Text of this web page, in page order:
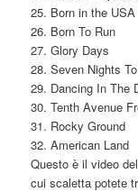
25. Born in the USA
26. Born To Run
27. Glory Days
28. Seven Nights
29. Dancing In The
30. Tenth Avenue
31. Rocky Ground
32. American Land
Questo è il video
cui scaletta potete